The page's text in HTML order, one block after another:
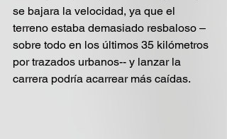
se bajara la velocidad, ya que el
terreno estaba demasiado resbaloso –
sobre todo en los últimos 35 kilómetros
por trazados urbanos-- y lanzar la
carrera podría acarrear más caídas.